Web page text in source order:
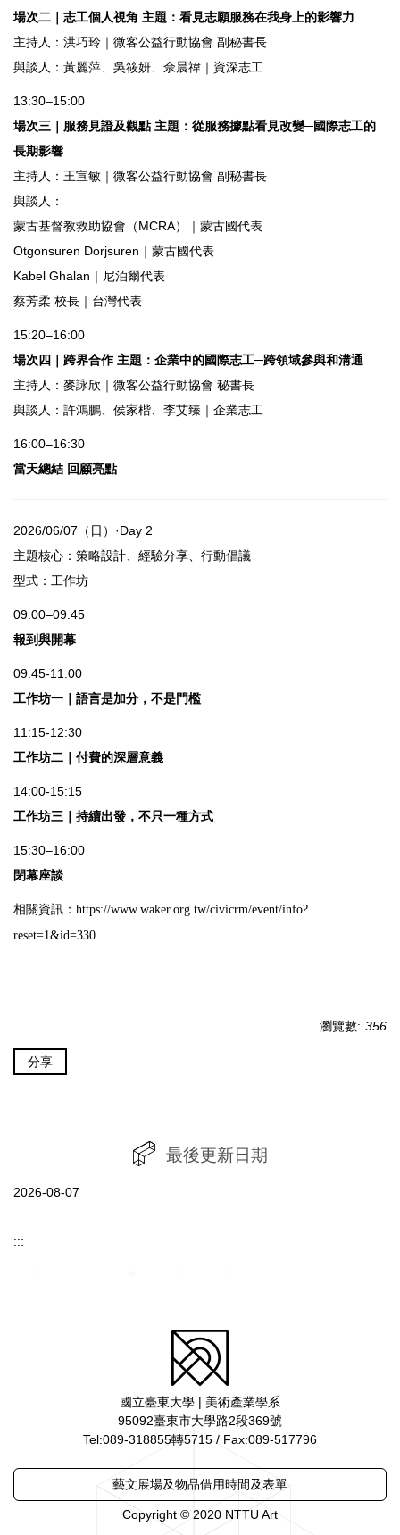
場次二｜志工個人視角 主題：看見志願服務在我身上的影響力
主持人：洪巧玲｜微客公益行動協會 副秘書長
與談人：黃麗萍、吳筱妍、佘晨禕｜資深志工
13:30–15:00
場次三｜服務見證及觀點 主題：從服務據點看見改變─國際志工的
長期影響
主持人：王宣敏｜微客公益行動協會 副秘書長
與談人：
蒙古基督教救助協會（MCRA）｜蒙古國代表
Otgonsuren Dorjsuren｜蒙古國代表
Kabel Ghalan｜尼泊爾代表
蔡芳柔 校長｜台灣代表
15:20–16:00
場次四｜跨界合作 主題：企業中的國際志工─跨領域參與和溝通
主持人：麥詠欣｜微客公益行動協會 秘書長
與談人：許鴻鵬、侯家楷、李艾臻｜企業志工
16:00–16:30
當天總結 回顧亮點
2026/06/07（日）·Day 2
主題核心：策略設計、經驗分享、行動倡議
型式：工作坊
09:00–09:45
報到與開幕
09:45-11:00
工作坊一｜語言是加分，不是門檻
11:15-12:30
工作坊二｜付費的深層意義
14:00-15:15
工作坊三｜持續出發，不只一種方式
15:30–16:00
閉幕座談
相關資訊： https://www.waker.org.tw/civicrm/event/info?
reset=1&id=330
瀏覽數: 356
分享
最後更新日期
2026-08-07
:::
國立臺東大學 | 美術產業學系
95092臺東市大學路2段369號
Tel:089-318855轉5715 / Fax:089-517796
藝文展場及物品借用時間及表單
Copyright © 2020 NTTU Art